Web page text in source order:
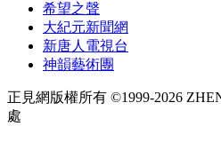
希望之聲
大紀元新聞網
新唐人電視台
神韻藝術團
正見網版權所有 ©1999-2026
處